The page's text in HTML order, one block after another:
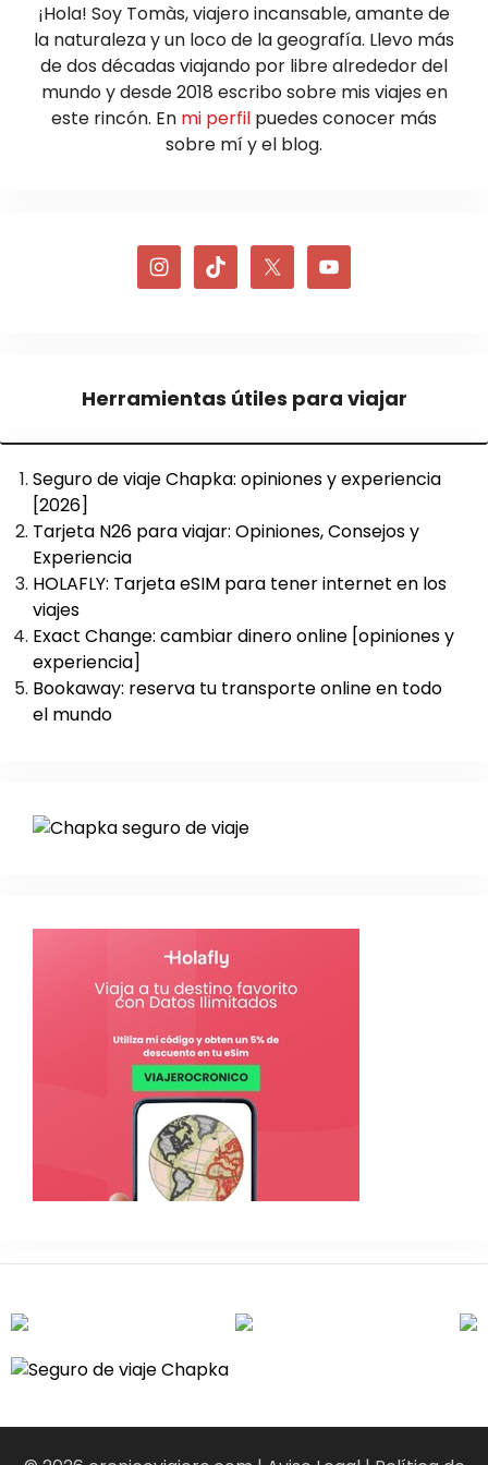
¡Hola! Soy Tomàs, viajero incansable, amante de
la naturaleza y un loco de la geografía. Llevo más
de dos décadas viajando por libre alrededor del
mundo y desde 2018 escribo sobre mis viajes en
este rincón. En mi perfil puedes conocer más
sobre mí y el blog.
Herramientas útiles para viajar
Seguro de viaje Chapka: opiniones y experiencia
[2026]
Tarjeta N26 para viajar: Opiniones, Consejos y
Experiencia
HOLAFLY: Tarjeta eSIM para tener internet en los
viajes
Exact Change: cambiar dinero online [opiniones y
experiencia]
Bookaway: reserva tu transporte online en todo
el mundo